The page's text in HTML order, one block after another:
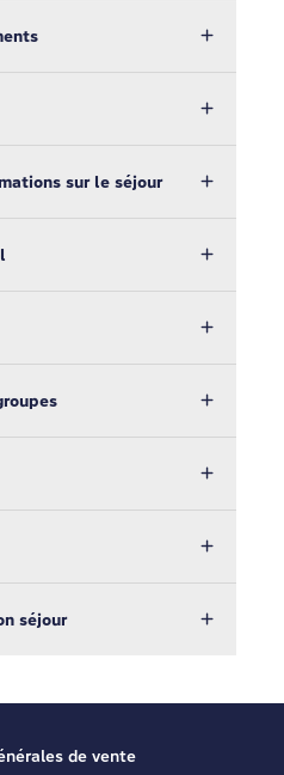
sur le séjour
séjour
de vente